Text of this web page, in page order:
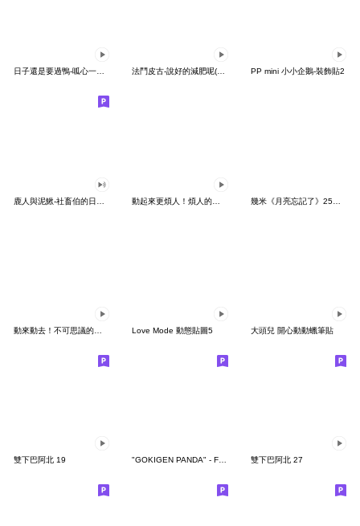
日子還是要過鴨-呱心一下鴨 法鬥皮古-說好的減肥呢(第15彈) PP mini 小小企鵝-裝飾貼2
幾米《月亮忘記了》25周年 x 晴天P莉
Love Mode 動態貼圖5 大頭兒 開心動動蠟筆貼
雙下巴阿北 19 "GOKIGEN PANDA" - Feeling / global 雙下巴阿北 27